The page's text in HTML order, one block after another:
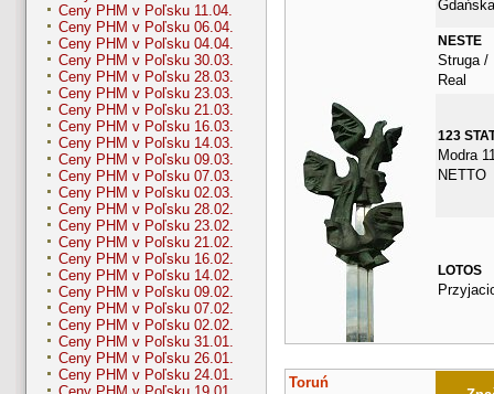
Ceny PHM v Poľsku 11.04.
Ceny PHM v Poľsku 06.04.
Ceny PHM v Poľsku 04.04.
Ceny PHM v Poľsku 30.03.
Ceny PHM v Poľsku 28.03.
Ceny PHM v Poľsku 23.03.
Ceny PHM v Poľsku 21.03.
Ceny PHM v Poľsku 16.03.
Ceny PHM v Poľsku 14.03.
Ceny PHM v Poľsku 09.03.
Ceny PHM v Poľsku 07.03.
Ceny PHM v Poľsku 02.03.
Ceny PHM v Poľsku 28.02.
Ceny PHM v Poľsku 23.02.
Ceny PHM v Poľsku 21.02.
Ceny PHM v Poľsku 16.02.
Ceny PHM v Poľsku 14.02.
Ceny PHM v Poľsku 09.02.
Ceny PHM v Poľsku 07.02.
Ceny PHM v Poľsku 02.02.
Ceny PHM v Poľsku 31.01.
Ceny PHM v Poľsku 26.01.
Ceny PHM v Poľsku 24.01.
NESTE
Struga /
Real
123
Modra
NETTO
LOTOS
Toruń